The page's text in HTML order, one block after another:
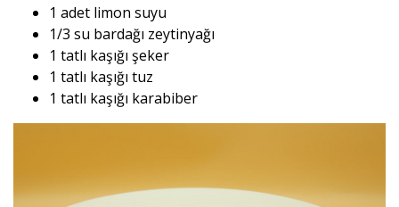
1 adet limon suyu
1/3 su bardağı zeytinyağı
1 tatlı kaşığı şeker
1 tatlı kaşığı tuz
1 tatlı kaşığı karabiber